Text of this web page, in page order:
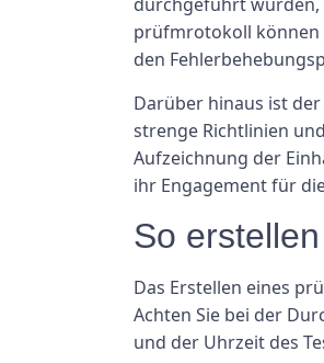
prüfmrotokoll können
den
Darüber hinaus ist
strenge Richtlinien
Aufzeichnung der
ihr Engagement für
So
Das Erstellen eines
Achten Sie bei der
und der Uhrzeit des